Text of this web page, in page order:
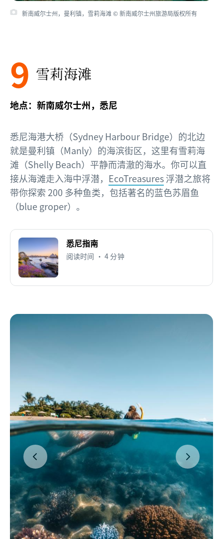
新南威尔士州，曼利镇，雪莉海滩 © 新南威尔士州旅游局版权所有
9 雪莉海滩
地点：新南威尔士州，悉尼
悉尼海港大桥（Sydney Harbour Bridge）的北边
就是曼利镇（Manly）的海滨街区，这里有雪莉海
滩（Shelly Beach）平静而清澈的海水。你可以直
接从海滩走入海中浮潜， EcoTreasures浮潜之旅将
带你探索 200 多种鱼类，包括著名的蓝色苏眉鱼
（blue groper）。
悉尼指南
阅读时间 • 4 分钟